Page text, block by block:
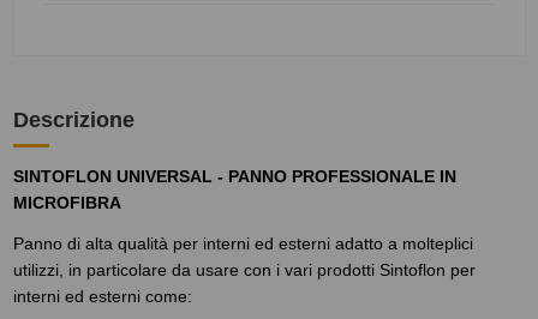
Descrizione
SINTOFLON UNIVERSAL - PANNO PROFESSIONALE IN
MICROFIBRA
Panno di alta qualità per interni ed esterni adatto a molteplici
utilizzi, in particolare da usare con i vari prodotti Sintoflon per
interni ed esterni come: